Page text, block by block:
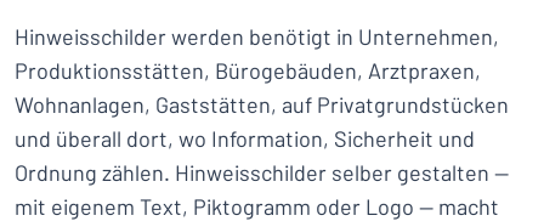
Hinweisschilder werden benötigt in Unternehmen,
Produktionsstätten, Bürogebäuden, Arztpraxen,
Wohnanlagen, Gaststätten, auf Privatgrundstücken
und überall dort, wo Information, Sicherheit und
Ordnung zählen. Hinweisschilder selber gestalten —
mit eigenem Text, Piktogramm oder Logo — macht